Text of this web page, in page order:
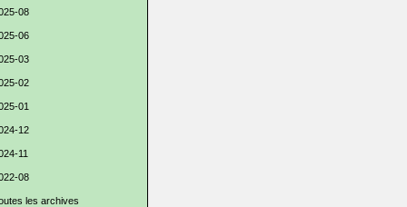
08
06
03
02
01
12
11
08
les archives